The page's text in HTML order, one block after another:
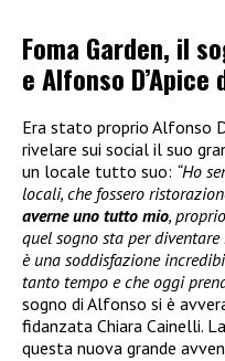
Foma Garden, il
e Alfonso
Era stato proprio Alfonso
rivelare sui social il suo
un locale tutto suo: “Ho
locali, che fossero
averne uno tutto mio,
quel sogno sta per
è una soddisfazione
tanto tempo e che oggi
sogno di Alfonso si è
fidanzata Chiara Cainelli.
questa nuova grande